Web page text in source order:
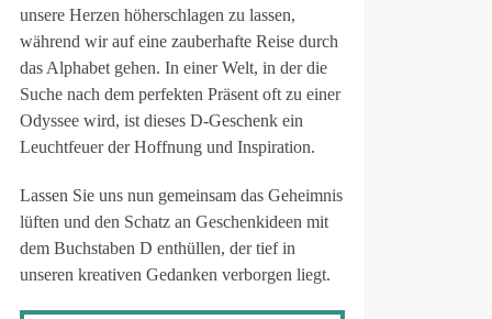
unsere Herzen höherschlagen zu lassen,
während wir auf eine zauberhafte Reise durch
das Alphabet gehen. In einer Welt, in der die
Suche nach dem perfekten Präsent oft zu einer
Odyssee wird, ist dieses D-Geschenk ein
Leuchtfeuer der Hoffnung und Inspiration.
Lassen Sie uns nun gemeinsam das Geheimnis
lüften und den Schatz an Geschenkideen mit
dem Buchstaben D enthüllen, der tief in
unseren kreativen Gedanken verborgen liegt.